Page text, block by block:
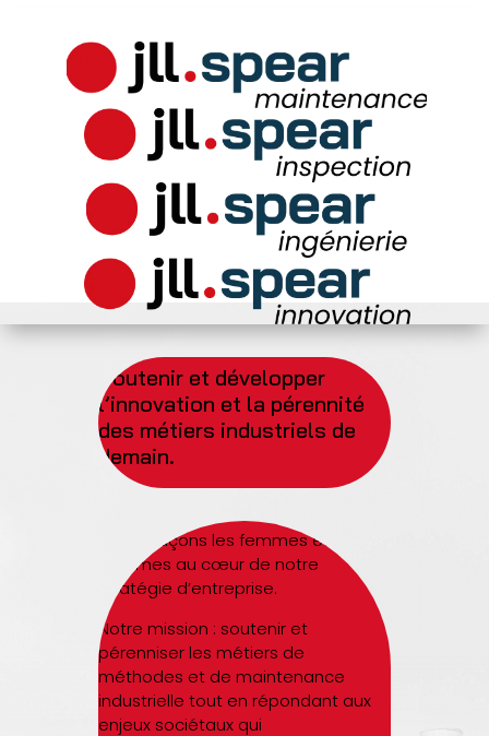
Soutenir et développer
l’innovation et la pérennité
des métiers industriels de
demain.
Nous plaçons les femmes et les
hommes au cœur de notre
stratégie d’entreprise.
Notre mission : soutenir et
pérenniser les métiers de
méthodes et de maintenance
industrielle tout en répondant aux
enjeux sociétaux qui